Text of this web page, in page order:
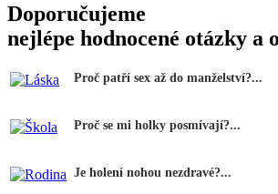
Doporučujeme
nejlépe hodnocené otázky a
Proč patří sex až do manželství?...
Proč se mi holky posmívají?...
Je holení nohou nezdravé?...